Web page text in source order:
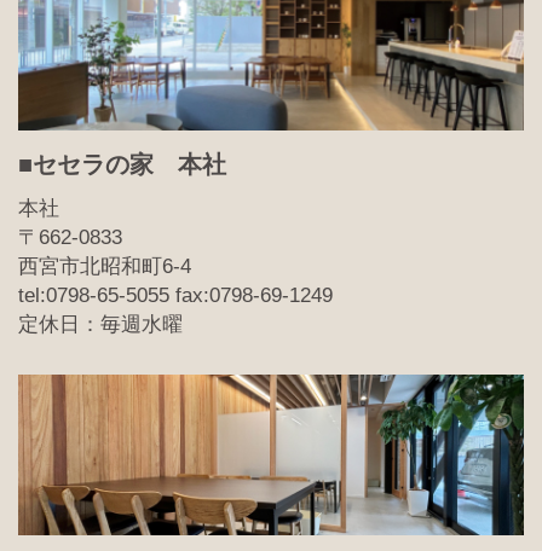
■セセラの家 本社
本社
〒662-0833
西宮市北昭和町6-4
tel:0798-65-5055 fax:0798-69-1249
定休日：毎週水曜